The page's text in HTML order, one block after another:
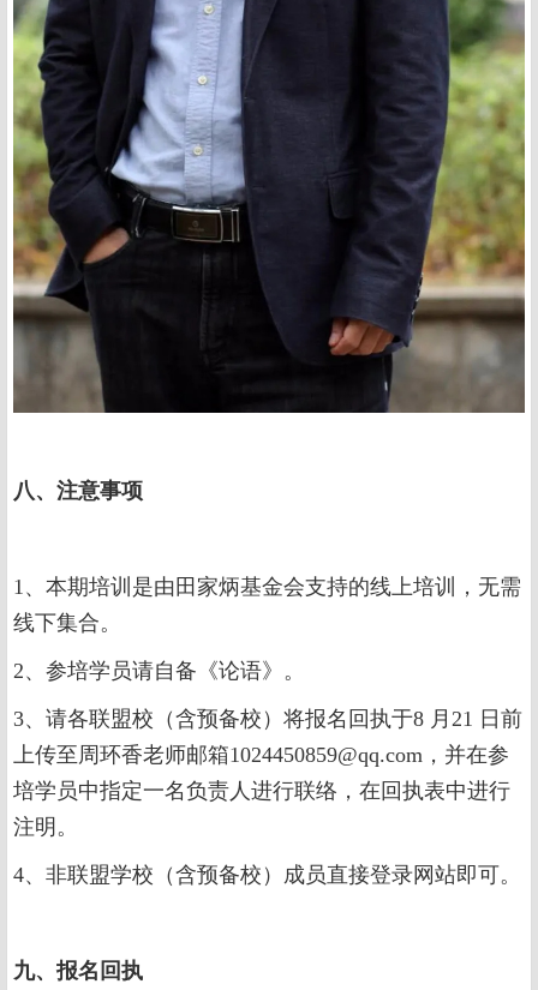
八、注意事项
1、本期培训是由田家炳基金会支持的线上培训，无需
线下集合。
2、参培学员请自备《论语》。
3、请各联盟校（含预备校）将报名回执于8 月21 日前
上传至周环香老师邮箱1024450859@qq.com，并在参
培学员中指定一名负责人进行联络，在回执表中进行
注明。
4、非联盟学校（含预备校）成员直接登录网站即可。
九、报名回执